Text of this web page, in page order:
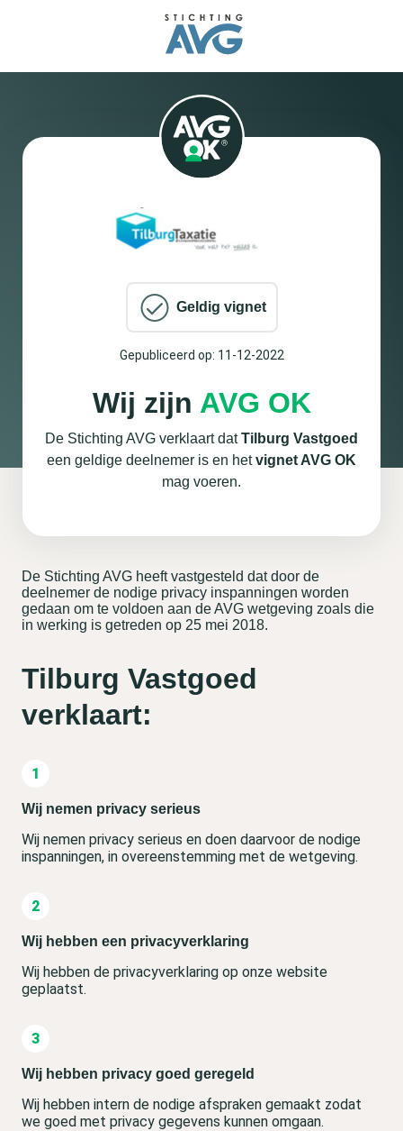
Geldig vignet
Gepubliceerd op: 11-12-2022
Wij zijn AVG OK
De Stichting AVG verklaart datTilburg Vastgoed
een geldige deelnemer is en hetvignet AVG OK
mag voeren.
De Stichting AVG heeft vastgesteld dat door de
deelnemer de nodige privacy inspanningen worden
gedaan om te voldoen aan de AVG wetgeving zoals die
in werking is getreden op 25 mei 2018.
Tilburg Vastgoed
verklaart:
Wij nemen privacy serieus
Wij nemen privacy serieus en doen daarvoor de nodige
inspanningen, in overeenstemming met de wetgeving.
Wij hebben een privacyverklaring
Wij hebben de privacyverklaring op onze website
geplaatst.
Wij hebben privacy goed geregeld
Wij hebben intern de nodige afspraken gemaakt zodat
we goed met privacy gegevens kunnen omgaan.